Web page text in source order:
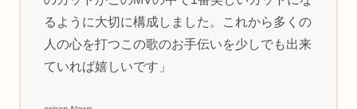
るように大切に構成しました。これから多くの
人の心を打つこの歌のお手伝いを少しでも出来
ていれば嬉しいです」